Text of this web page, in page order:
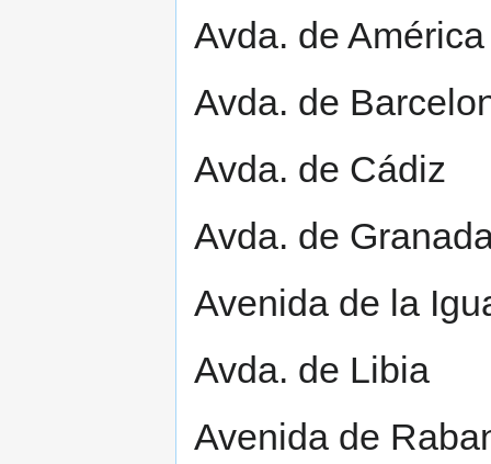
Avda. de América
Avda. de
Avda. de Cádiz
Avda. de
Avenida de la
Avda. de Libia
Avenida de